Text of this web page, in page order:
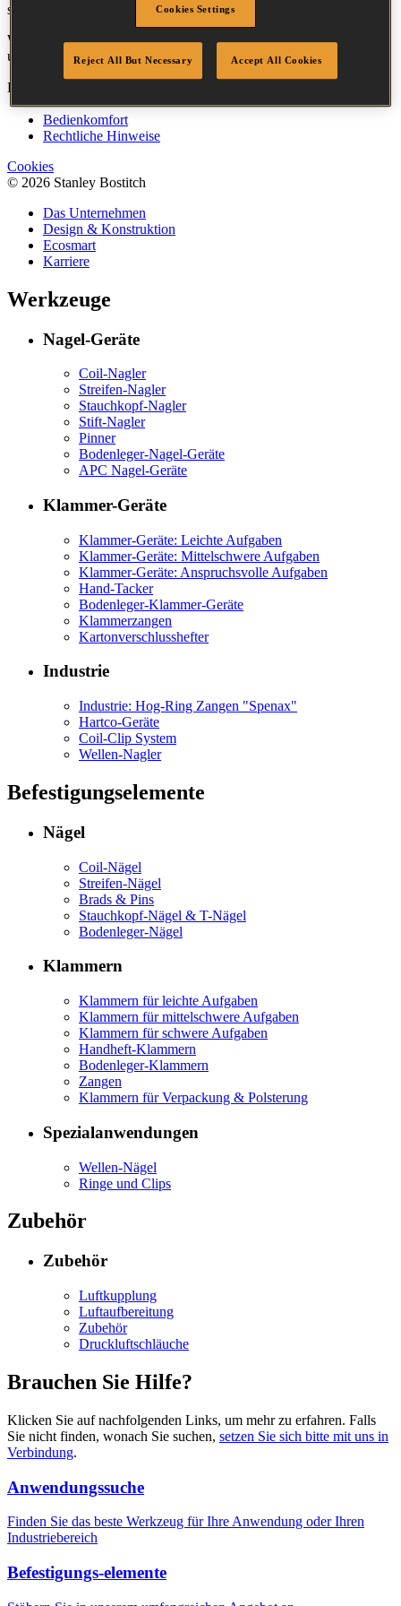
sind absofort über die FirmaGalinoverfügbar.
Weitere Informationen erhalten Sie über den Galino Kundenservice
unter +44 (0)1236 449 898.
Bostitch
Bedienkomfort
Rechtliche Hinweise
Cookies
© 2026 Stanley Bostitch
Das Unternehmen
Design & Konstruktion
Ecosmart
Karriere
Werkzeuge
Nagel-Geräte
Coil-Nagler
Streifen-Nagler
Stauchkopf-Nagler
Stift-Nagler
Pinner
Bodenleger-Nagel-Geräte
APC Nagel-Geräte
Klammer-Geräte
Klammer-Geräte: Leichte Aufgaben
Klammer-Geräte: Mittelschwere Aufgaben
Klammer-Geräte: Anspruchsvolle Aufgaben
Hand-Tacker
Bodenleger-Klammer-Geräte
Klammerzangen
Kartonverschlusshefter
Industrie
Industrie: Hog-Ring Zangen "Spenax"
Hartco-Geräte
Coil-Clip System
Wellen-Nagler
Befestigungselemente
Nägel
Coil-Nägel
Streifen-Nägel
Brads & Pins
Stauchkopf-Nägel & T-Nägel
Bodenleger-Nägel
Klammern
Klammern für leichte Aufgaben
Klammern für mittelschwere Aufgaben
Klammern für schwere Aufgaben
Handheft-Klammern
Bodenleger-Klammern
Zangen
Klammern für Verpackung & Polsterung
Spezialanwendungen
Wellen-Nägel
Ringe und Clips
Zubehör
Zubehör
Luftkupplung
Luftaufbereitung
Zubehör
Druckluftschläuche
Brauchen Sie Hilfe?
Klicken Sie auf nachfolgenden Links, um mehr zu erfahren. Falls
Sie nicht finden, wonach Sie suchen, setzen Sie sich bitte mit uns in
Verbindung.
Anwendungssuche
Finden Sie das beste Werkzeug für Ihre Anwendung oder Ihren
Industriebereich
Befestigungs-elemente
Cookies Settings
Reject All But Necessary Accept All Cookies